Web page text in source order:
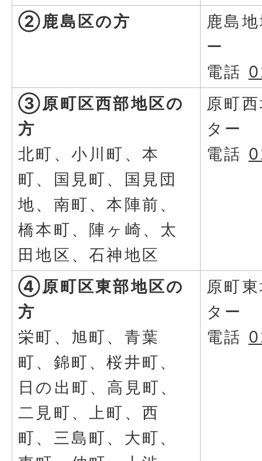
②鹿島区の方
鹿島
ー
電話
③原町区西部地区の
方
北町、小川町、本
町、国見町、国見団
地、南町、本陣前、
橋本町、陣ヶ崎、太
田地区、石神地区
原町
ター
電話
④原町区東部地区の
方
栄町、旭町、青葉
町、錦町、桜井町、
日の出町、高見町、
二見町、上町、西
町、三島町、大町、
原町
ター
電話